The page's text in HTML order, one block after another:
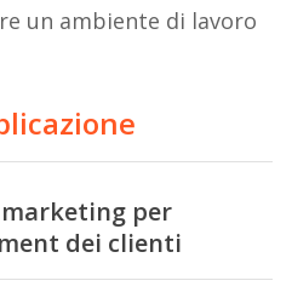
un ambiente di lavoro
per
dei clienti